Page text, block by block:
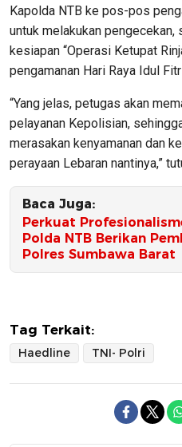
Kapolda NTB ke pos-pos
untuk melakukan
kesiapan “Operasi Ketupat
pengamanan Hari Raya Idul
“Yang jelas, petugas akan
pelayanan Kepolisian,
merasakan kenyamanan dan
perayaan Lebaran nantinya,”
Baca Juga:
Perkuat
Polda NTB Berikan
Polres Sumbawa Barat
Tag Terkait:
Haedline TNI- Polri